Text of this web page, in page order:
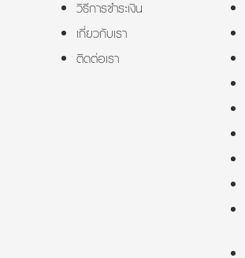
วิธีการชำระเงิน
เกี่ยวกับเรา
ติดต่อเรา